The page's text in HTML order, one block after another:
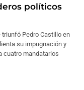
políticos
triunfó Pedro Castillo en
su impugnación y
cuatro mandatarios